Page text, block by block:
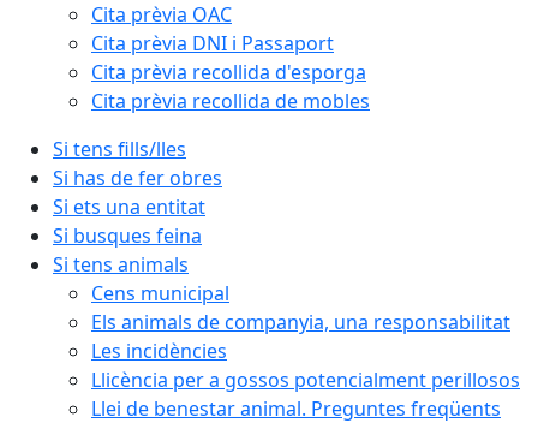
Cita prèvia OAC
Cita prèvia DNI i Passaport
Cita prèvia recollida d'esporga
Cita prèvia recollida de mobles
Si tens fills/lles
Si has de fer obres
Si ets una entitat
Si busques feina
Si tens animals
Cens municipal
Els animals de companyia, una responsabilitat
Les incidències
Llicència per a gossos potencialment perillosos
Llei de benestar animal. Preguntes freqüents